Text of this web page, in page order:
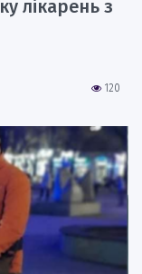
лікарень з
120